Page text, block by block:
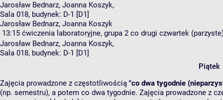
Jarosław Bednarz, Joanna Koszyk,
Sala 018, budynek: D-1 [D1]
Jarosław Bednarz, Joanna Koszyk
13:15 ćwiczenia laboratoryjne, grupa 2 co drugi czwartek
Jarosław Bednarz, Joanna Koszyk,
Sala 018, budynek: D-1 [D1]
Piątek
Zajęcia prowadzone z częstotliwością "co dwa tygodnie
(np. semestru), a potem co dwa tygodnie. Zajęcia prowadzone z